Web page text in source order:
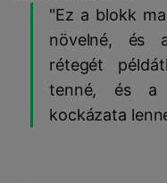
"Ez a blokk
növelné, és
rétegét
tenné, és a
kockázata